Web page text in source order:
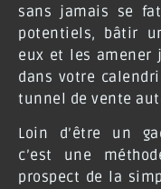
sans jamais se
potentiels, bâtir
eux et les amener
dans votre
tunnel de vente
Loin d’être un
c’est une
prospect de la